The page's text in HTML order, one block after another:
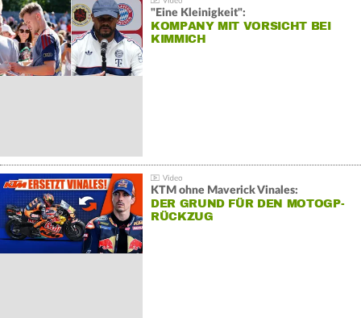
"Eine Kleinigkeit":
KOMPANY MIT VORSICHT BEI
KIMMICH
KTM ohne Maverick Vinales:
DER GRUND FÜR DEN MOTOGP-
RÜCKZUG